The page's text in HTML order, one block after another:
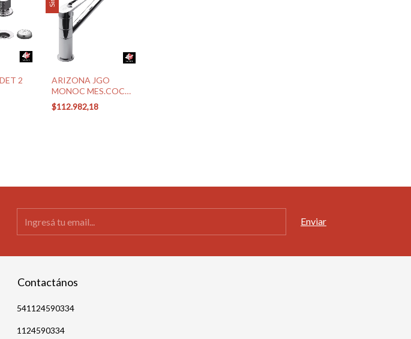
2
ARIZONA JGO
MONOC MES.COC
FV (0411.02/B1 CR)
$112.982,18
Contactános
541124590334
1124590334